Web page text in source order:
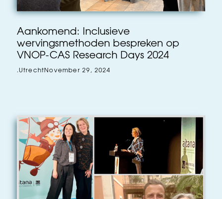
Aankomend: Inclusieve
wervingsmethoden bespreken op
VNOP-CAS Research Days 2024
. Utrecht November 29, 2024